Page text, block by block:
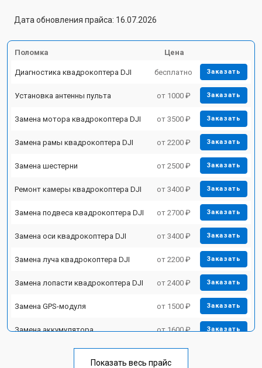
Дата обновления прайса: 16.07.2026
Поломка Цена
Диагностика квадрокоптера DJI бесплатно Заказать
Установка антенны пульта от 1000 ₽ Заказать
Замена мотора квадрокоптера DJI от 3500 ₽ Заказать
Замена рамы квадрокоптера DJI от 2200 ₽ Заказать
Замена шестерни от 2500 ₽ Заказать
Ремонт камеры квадрокоптера DJI от 3400 ₽ Заказать
Замена подвеса квадрокоптера DJI от 2700 ₽ Заказать
Замена оси квадрокоптера DJI от 3400 ₽ Заказать
Замена луча квадрокоптера DJI от 2200 ₽ Заказать
Замена лопасти квадрокоптера DJI от 2400 ₽ Заказать
Замена GPS-модуля от 1500 ₽ Заказать
Замена аккумулятора от 1600 ₽ Заказать
Показать весь прайс